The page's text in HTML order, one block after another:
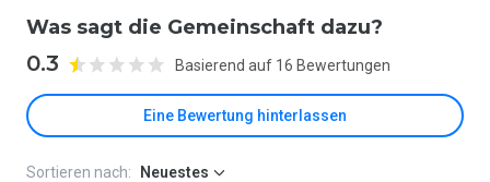
Was sagt die Gemeinschaft dazu?
0.3 Basierend auf 16 Bewertungen
Eine Bewertung hinterlassen
Sortieren nach: Neuestes